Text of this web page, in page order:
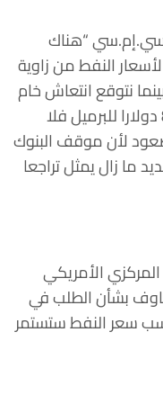
“هناك
لأسعار النفط من زاوية
نتوقع انتعاش خام
غرب تكساس الوسيط مقتربا من 80 دولارا للبرميل فلا
لأن موقف البنوك
ما زال يمثل تراجعا
الأمريكي
بشأن الطلب في
سعر النفط ستستمر